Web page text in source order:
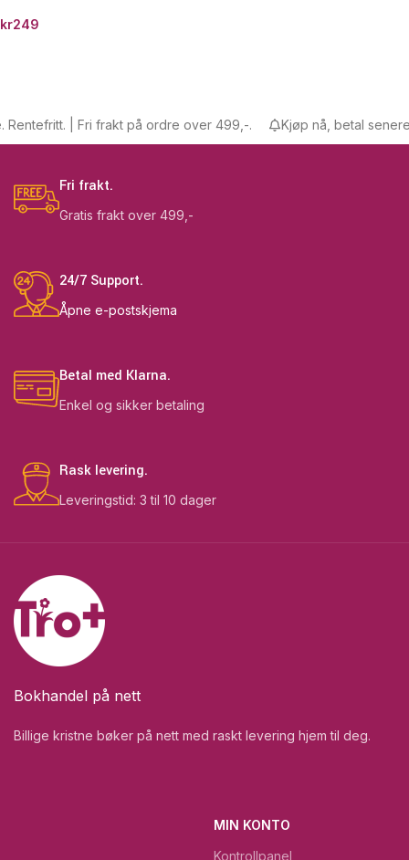
kr249
| Fri frakt på ordre over 499,-. Kjøp nå, betal senere.
Fri frakt.
Gratis frakt over 499,-
24/7 Support.
Åpne e-postskjema
Betal med Klarna.
Enkel og sikker betaling
Rask levering.
Leveringstid: 3 til 10 dager
Bokhandel på nett
Billige kristne bøker på nett med raskt levering hjem til deg.
MIN KONTO
Kontrollpanel